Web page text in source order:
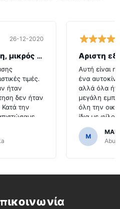
26-12-2020
Συνολικά απρόσκοπτη, μικρός λόξυγκας
τιμές.
ήταν
δεν ήταν
Κατά την
GPS.Θα ήταν
ήταν
Αριστη
Αυτή είναι
ένα
αλλά όλα
μεγάλη
όλη την
ίδια με
που το
εύκολο.
M
Abu